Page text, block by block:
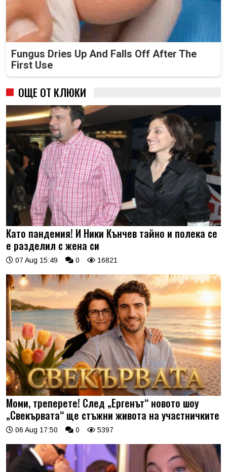
Fungus Dries Up And Falls Off After The
First Use
ОЩЕ ОТ КЛЮКИ
Като пандемия! И Ники Кънчев тайно и полека се
е разделил с жена си
07 Aug 15:49 0 16821
Моми, треперете! След „Ергенът“ новото шоу
„Свекървата“ ще стъжни живота на участничките
06 Aug 17:50 0 5397